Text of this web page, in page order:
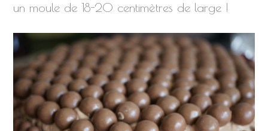
un moule de 18-20 centimètres de large !